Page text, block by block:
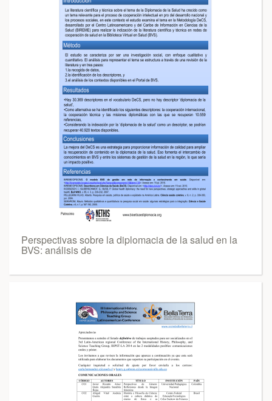
Perspectivas sobre la diplomacia de la salud en la
BVS: análisis de